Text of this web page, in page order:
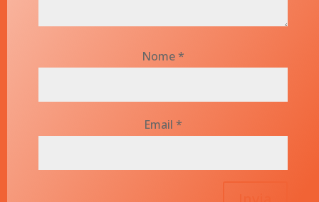
Nome*
Email *